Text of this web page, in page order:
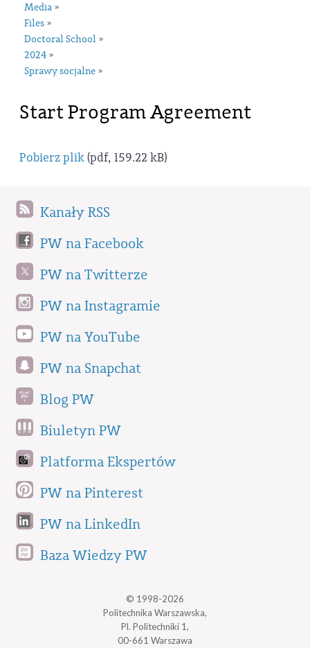
Media »
Files »
Doctoral School »
2024 »
Sprawy socjalne »
Start Program Agreement
Pobierz plik(pdf, 159.22 kB)
Kanały RSS
PW na Facebook
PW na Twitterze
PW na Instagramie
PW na YouTube
PW na Snapchat
Blog PW
Biuletyn PW
Platforma Ekspertów
PW na Pinterest
PW na LinkedIn
Baza Wiedzy PW
© 1998-2026
Politechnika Warszawska,
Pl. Politechniki 1,
00-661 Warszawa